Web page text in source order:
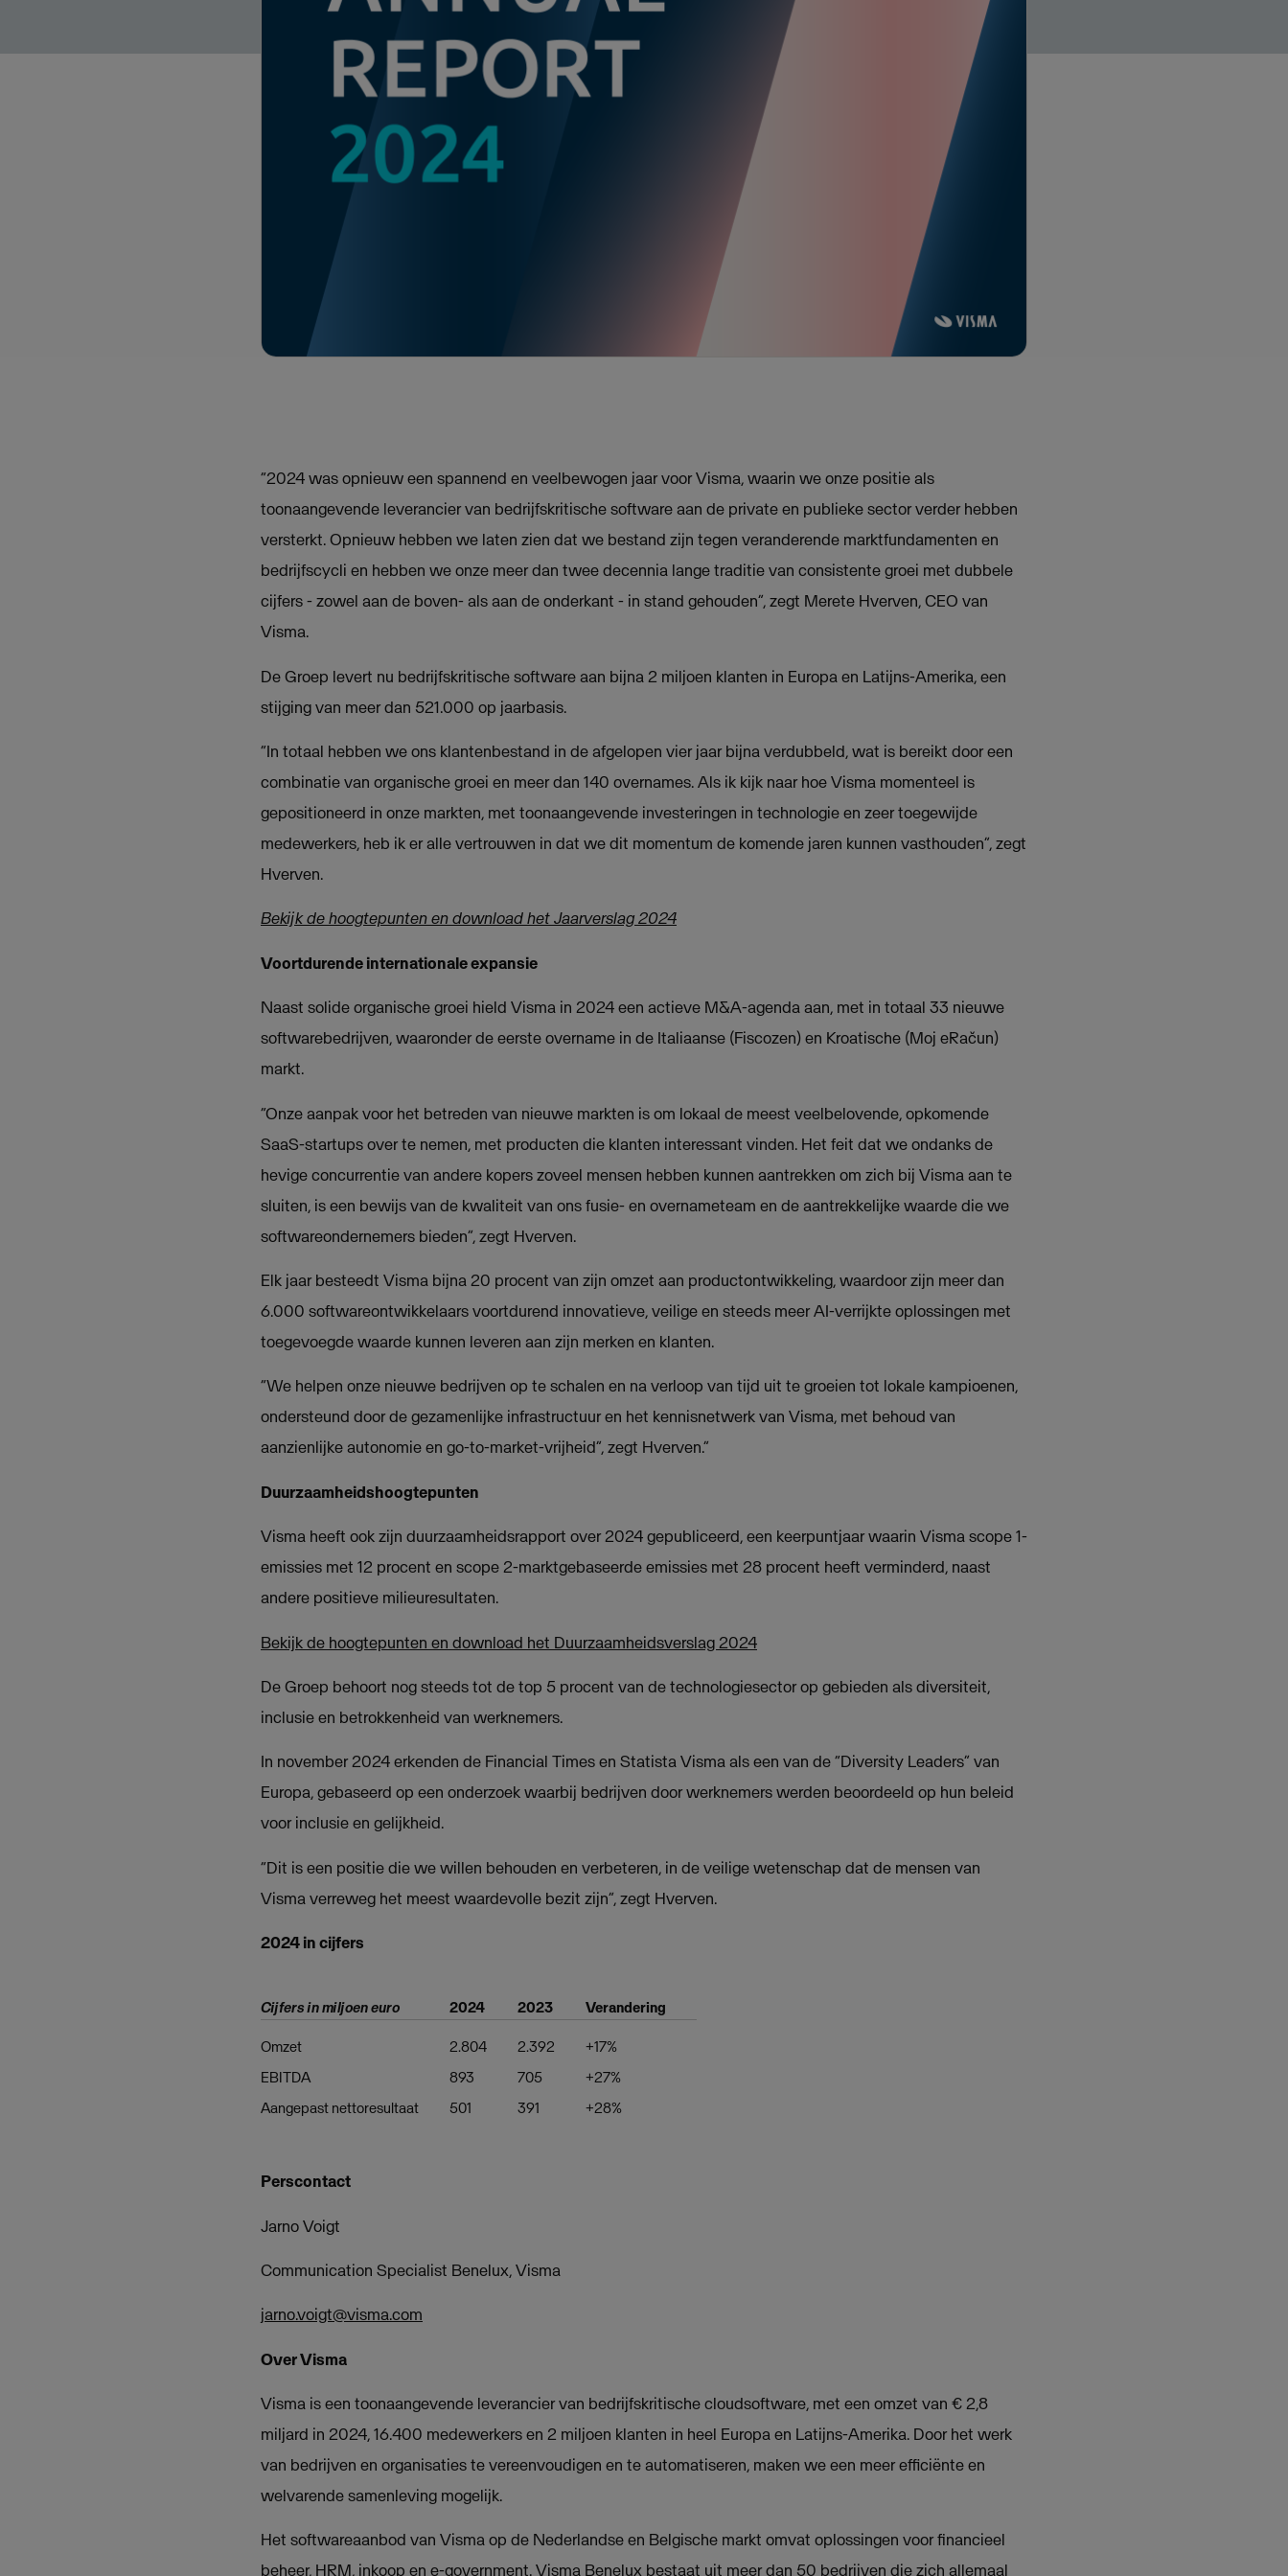
“2024 was opnieuw een spannend en veelbewogen jaar voor Visma, waarin we onze positie als
toonaangevende leverancier van bedrijfskritische software aan de private en publieke sector verder hebben
versterkt. Opnieuw hebben we laten zien dat we bestand zijn tegen veranderende marktfundamenten en
bedrijfscycli en hebben we onze meer dan twee decennia lange traditie van consistente groei met dubbele
cijfers - zowel aan de boven- als aan de onderkant - in stand gehouden”, zegt Merete Hverven, CEO van
Visma.
De Groep levert nu bedrijfskritische software aan bijna 2 miljoen klanten in Europa en Latijns-Amerika, een
stijging van meer dan 521.000 op jaarbasis.
“In totaal hebben we ons klantenbestand in de afgelopen vier jaar bijna verdubbeld, wat is bereikt door een
combinatie van organische groei en meer dan 140 overnames. Als ik kijk naar hoe Visma momenteel is
gepositioneerd in onze markten, met toonaangevende investeringen in technologie en zeer toegewijde
medewerkers, heb ik er alle vertrouwen in dat we dit momentum de komende jaren kunnen vasthouden”, zegt
Hverven.
Bekijk de hoogtepunten en download het Jaarverslag 2024
Voortdurende internationale expansie
Naast solide organische groei hield Visma in 2024 een actieve M&A-agenda aan, met in totaal 33 nieuwe
softwarebedrijven, waaronder de eerste overname in de Italiaanse (Fiscozen) en Kroatische (Moj eRačun)
markt.
“Onze aanpak voor het betreden van nieuwe markten is om lokaal de meest veelbelovende, opkomende
SaaS-startups over te nemen, met producten die klanten interessant vinden. Het feit dat we ondanks de
hevige concurrentie van andere kopers zoveel mensen hebben kunnen aantrekken om zich bij Visma aan te
sluiten, is een bewijs van de kwaliteit van ons fusie- en overnameteam en de aantrekkelijke waarde die we
softwareondernemers bieden”, zegt Hverven.
Elk jaar besteedt Visma bijna 20 procent van zijn omzet aan productontwikkeling, waardoor zijn meer dan
6.000 softwareontwikkelaars voortdurend innovatieve, veilige en steeds meer AI-verrijkte oplossingen met
toegevoegde waarde kunnen leveren aan zijn merken en klanten.
“We helpen onze nieuwe bedrijven op te schalen en na verloop van tijd uit te groeien tot lokale kampioenen,
ondersteund door de gezamenlijke infrastructuur en het kennisnetwerk van Visma, met behoud van
aanzienlijke autonomie en go-to-market-vrijheid”, zegt Hverven.”
Duurzaamheidshoogtepunten
Visma heeft ook zijn duurzaamheidsrapport over 2024 gepubliceerd, een keerpuntjaar waarin Visma scope 1-
emissies met 12 procent en scope 2-marktgebaseerde emissies met 28 procent heeft verminderd, naast
andere positieve milieuresultaten.
Bekijk de hoogtepunten en download het Duurzaamheidsverslag 2024
De Groep behoort nog steeds tot de top 5 procent van de technologiesector op gebieden als diversiteit,
inclusie en betrokkenheid van werknemers.
In november 2024 erkenden de Financial Times en Statista Visma als een van de “Diversity Leaders” van
Europa, gebaseerd op een onderzoek waarbij bedrijven door werknemers werden beoordeeld op hun beleid
voor inclusie en gelijkheid.
“Dit is een positie die we willen behouden en verbeteren, in de veilige wetenschap dat de mensen van
Visma verreweg het meest waardevolle bezit zijn”, zegt Hverven.
2024 in cijfers
Cijfers in miljoen euro 2024 2023 Verandering
Omzet 2.804 2.392
+17%
EBITDA
893 705
+27%
Aangepast nettoresultaat
501 391 +28%
Perscontact
Jarno Voigt
Communication Specialist Benelux, Visma
jarno.voigt@visma.com
Over Visma
Visma is een toonaangevende leverancier van bedrijfskritische cloudsoftware, met een omzet van € 2,8
miljard in 2024, 16.400 medewerkers en 2 miljoen klanten in heel Europa en Latijns-Amerika. Door het werk
van bedrijven en organisaties te vereenvoudigen en te automatiseren, maken we een meer efficiënte en
welvarende samenleving mogelijk.
Het softwareaanbod van Visma op de Nederlandse en Belgische markt omvat oplossingen voor financieel
beheer, HRM, inkoop en e-government. Visma Benelux bestaat uit meer dan 50 bedrijven die zich allemaal